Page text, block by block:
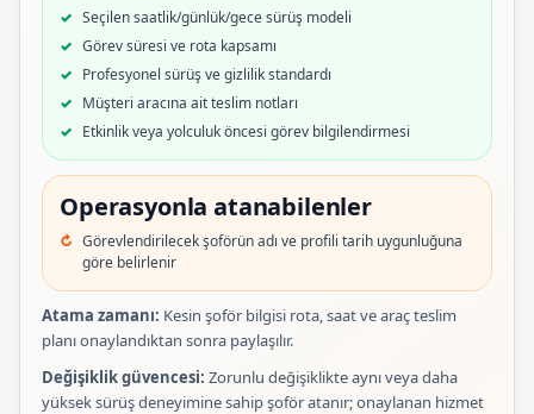
Seçilen saatlik/günlük/gece sürüş modeli
Görev süresi ve rota kapsamı
Profesyonel sürüş ve gizlilik standardı
Müşteri aracına ait teslim notları
Etkinlik veya yolculuk öncesi görev bilgilendirmesi
Operasyonla atanabilenler
Görevlendirilecek şoförün adı ve profili tarih uygunluğuna
göre belirlenir
Atama zamanı: Kesin şoför bilgisi rota, saat ve araç teslim
planı onaylandıktan sonra paylaşılır.
Değişiklik güvencesi: Zorunlu değişiklikte aynı veya daha
yüksek sürüş deneyimine sahip şoför atanır; onaylanan hizmet